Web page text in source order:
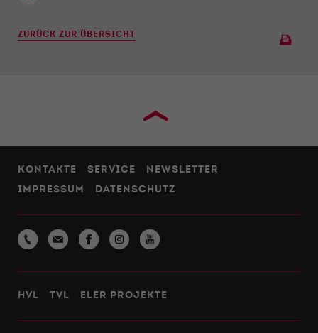
ZURÜCK ZUR ÜBERSICHT
›
KONTAKTE SERVICE
NEWSLETTER
IMPRESSUM
DATENSCHUTZ
HVL TVL ELER PROJEKTE